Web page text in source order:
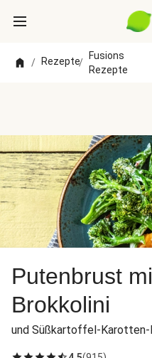
/ Rezepte/
Fusions
Rezepte
Putenbrust
Brokkolini
und Süßkartoffel-Karotten-